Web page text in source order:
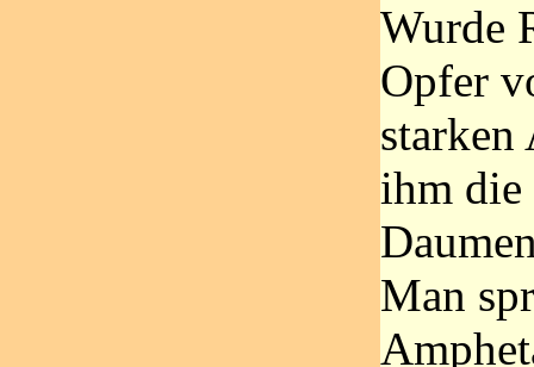
Wurde
Opfer
starken
ihm die
Man